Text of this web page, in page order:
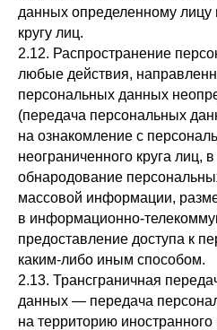
данных определенному
кругу лиц.
2.12. Распространение
любые действия,
персональных данных
(передача персональных
на ознакомление с
неограниченного круга лиц,
обнародование
массовой информации,
в информационно-
предоставление доступа к
каким-либо иным способом.
2.13. Трансграничная
данных — передача
на территорию иностранного